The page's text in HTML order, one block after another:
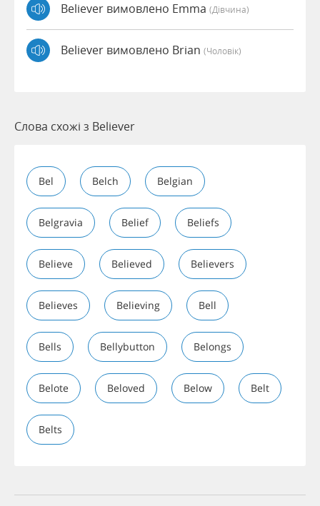
Believer вимовлено Emma (дівчина)
Believer вимовлено Brian (чоловік)
Слова схожі з Believer
Bel Belch Belgian
Belgravia Belief Beliefs
Believe Believed Believers
Believes Believing Bell
Bells Bellybutton Belongs
Belote Beloved Below Belt
Belts